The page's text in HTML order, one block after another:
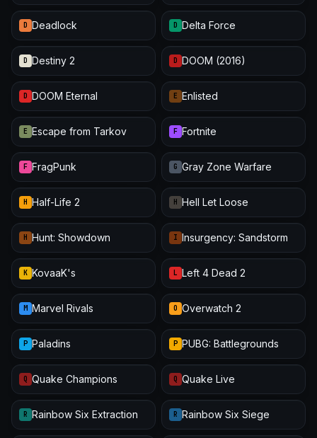
D Deadlock D Delta Force
D Destiny 2 D DOOM (2016)
D DOOM Eternal E Enlisted
E Escape from Tarkov F Fortnite
F FragPunk G Gray Zone Warfare
H Half-Life 2 H Hell Let Loose
H Hunt: Showdown I Insurgency: Sandstorm
K KovaaK's L Left 4 Dead 2
M Marvel Rivals O Overwatch 2
P Paladins P PUBG: Battlegrounds
Q Quake Champions Q Quake Live
R Rainbow Six Extraction R Rainbow Six Siege